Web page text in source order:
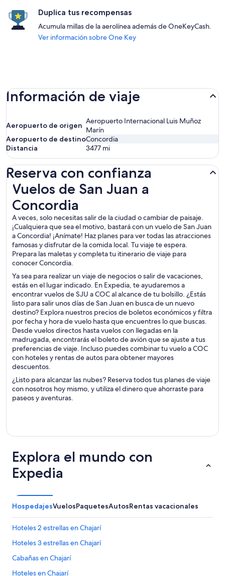
Duplica tus recompensas
Acumula millas de la aerolínea además de OneKeyCash.
Ver información sobre One Key
Información de viaje
Aeropuerto de origen Aeropuerto Internacional Luis Muñoz
Marín
Aeropuerto de destinoConcordia
Distancia
3477 mi
Reserva con confianza
Vuelos de San Juan a
Concordia
A veces, solo necesitas salir de la ciudad o cambiar de paisaje.
¡Cualquiera que sea el motivo, bastará con un vuelo de San Juan
a Concordia! ¡Anímate! Haz planes para ver todas las atracciones
famosas y disfrutar de la comida local. Tu viaje te espera.
Prepara las maletas y completa tu itinerario de viaje para
conocer Concordia.
Ya sea para realizar un viaje de negocios o salir de vacaciones,
estás en el lugar indicado. En Expedia, te ayudaremos a
encontrar vuelos de SJU a COC al alcance de tu bolsillo. ¿Estás
listo para salir unos días de San Juan en busca de un nuevo
destino? Explora nuestros precios de boletos económicos y filtra
por fecha y hora de vuelo hasta que encuentres lo que buscas.
Desde vuelos directos hasta vuelos con llegadas en la
madrugada, encontrarás el boleto de avión que se ajuste a tus
preferencias de viaje. Incluso puedes combinar tu vuelo a COC
con hoteles y rentas de autos para obtener mayores
descuentos.
¿Listo para alcanzar las nubes? Reserva todos tus planes de viaje
con nosotros hoy mismo, y utiliza el dinero que ahorraste para
paseos y aventuras.
Vuelos de San Juan a Concordia
Explora el mundo con
Expedia
HospedajesVuelosPaquetesAutosRentas vacacionales
Hoteles 2 estrellas en Chajarí
Hoteles 3 estrellas en Chajarí
Cabañas en Chajarí
Hoteles en Chajarí